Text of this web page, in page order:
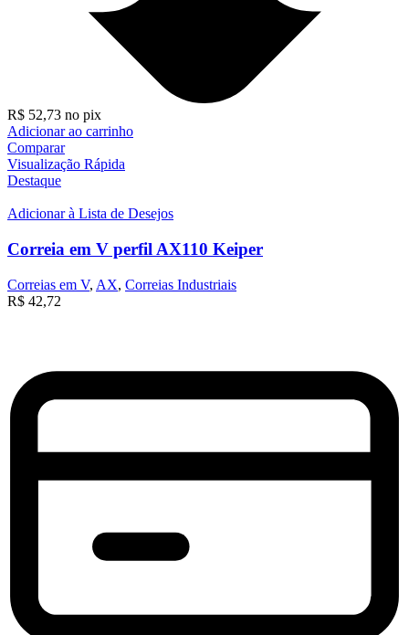
R$ 52,73 no pix
Adicionar ao carrinho
Comparar
Visualização Rápida
Destaque
Adicionar à Lista de Desejos
Correia em V perfil AX110 Keiper
Correias em V, AX, Correias Industriais
R$ 42,72